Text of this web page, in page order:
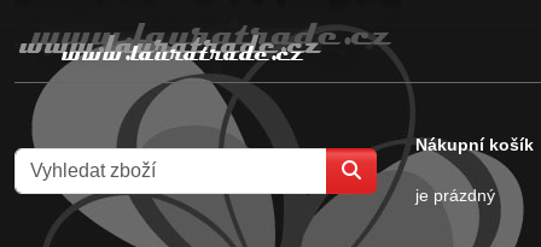
Nákupní košík
je prázdný